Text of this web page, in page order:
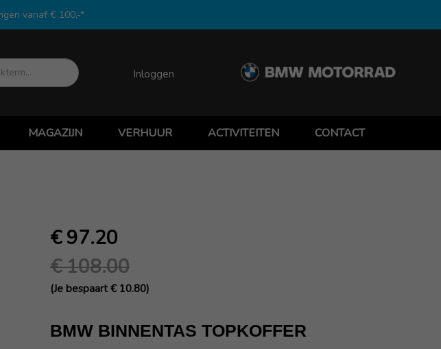
vanaf € 100,-*
Inloggen
MAGAZIJN VERHUUR ACTIVITEITEN CONTACT
€ 97.20
€ 108.00
(Je bespaart € 10.80)
BMW BINNENTAS TOPKOFFER